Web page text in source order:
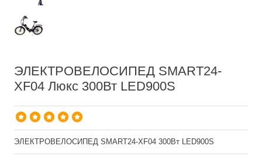
ЭЛЕКТРОВЕЛОСИПЕД SMART24-
XF04 Люкс 300Вт LED900S
ЭЛЕКТРОВЕЛОСИПЕД SMART24-XF04 300Вт LED900S